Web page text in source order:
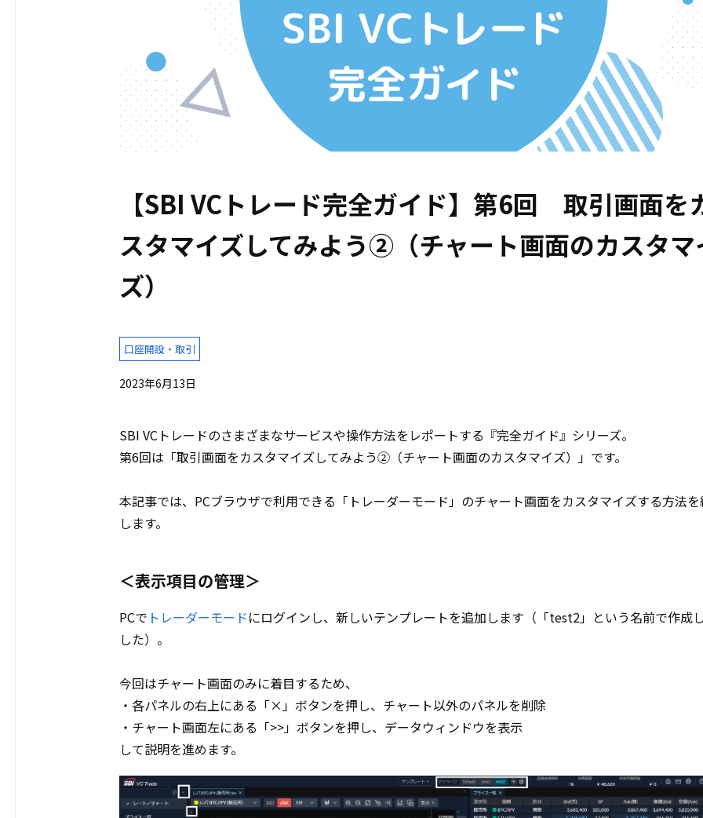
【SBI VCトレード完全ガイド】第6回 取引画面を
スタマイズしてみよう②（チャート画面のカスタマ
ズ）
口座開設・取引
2023年6月13日
SBI VCトレードのさまざまなサービスや操作方法をレポートする『完全ガイド』シリーズ。
第6回は「取引画面をカスタマイズしてみよう②（チャート画面のカスタマイズ）」です。
本記事では、PCブラウザで利用できる「トレーダーモード」のチャート画面をカスタマイズする方法
します。
＜表示項目の管理＞
PCで トレーダーモードにログインし、新しいテンプレートを追加します（「test2」という名前で作成
した）。
今回はチャート画面のみに着目するため、
・各パネルの右上にある「×」ボタンを押し、チャート以外のパネルを削除
・チャート画面左にある「>>」ボタンを押し、データウィンドウを表示
して説明を進めます。